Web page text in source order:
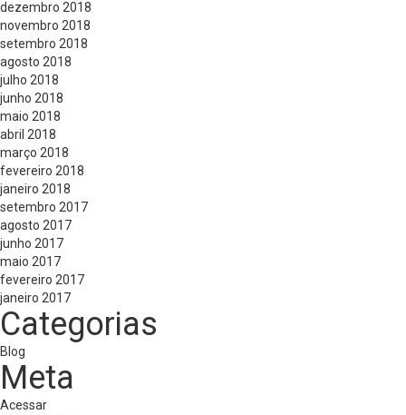
dezembro 2018
novembro 2018
setembro 2018
agosto 2018
julho 2018
junho 2018
maio 2018
abril 2018
março 2018
fevereiro 2018
janeiro 2018
setembro 2017
agosto 2017
junho 2017
maio 2017
fevereiro 2017
janeiro 2017
Categorias
Blog
Meta
Acessar